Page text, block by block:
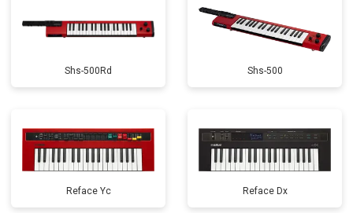
Shs-500Rd Shs-500
Reface Yc Reface Dx